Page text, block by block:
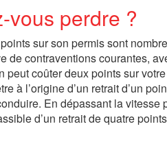
vous perdre ?
sur son permis sont
de contraventions courantes,
coûter deux points sur
à l’origine d’un retrait d’un
En dépassant la vitesse
d’un retrait de quatre